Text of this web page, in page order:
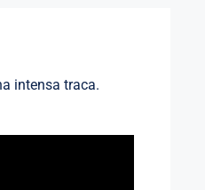
intensa traca.